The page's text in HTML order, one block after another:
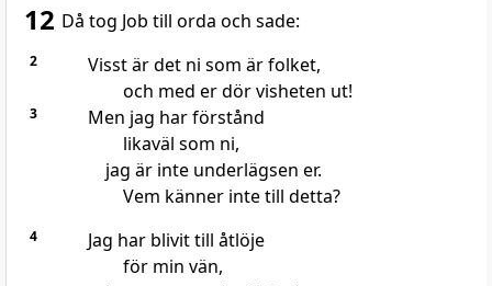
12 Då tog Job till orda och sade:
2
Visst är det ni som är folket,
och med er dör visheten ut!
3
Men jag har förstånd
likaväl som ni,
jag är inte underlägsen er.
Vem känner inte till detta?
4
Jag har blivit till åtlöje
för min vän,